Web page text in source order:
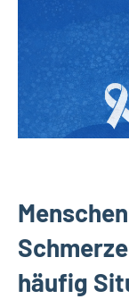
häufig